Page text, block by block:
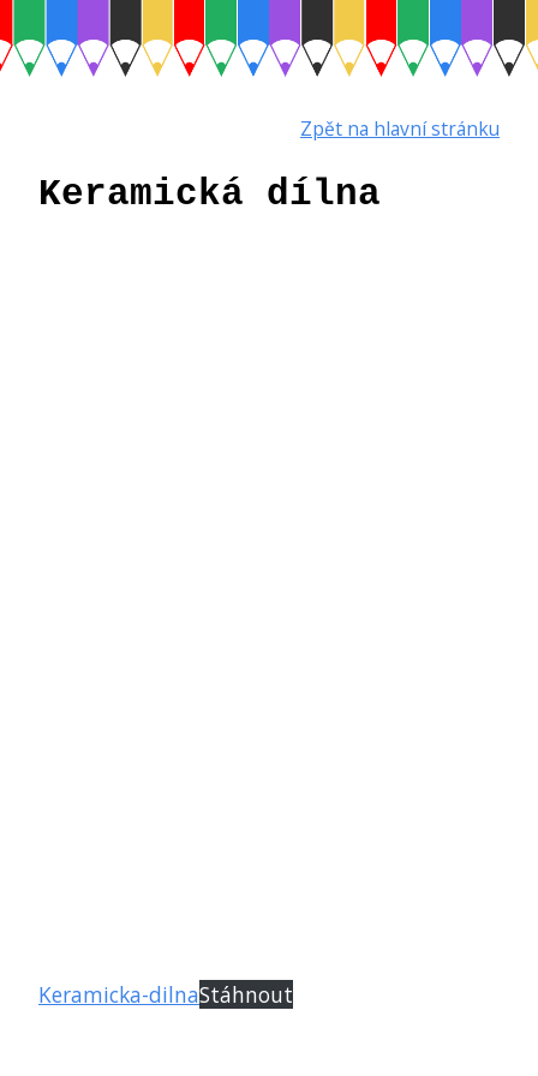
Zpět na hlavní stránku
Keramická dílna
Keramicka-dilnaStáhnout